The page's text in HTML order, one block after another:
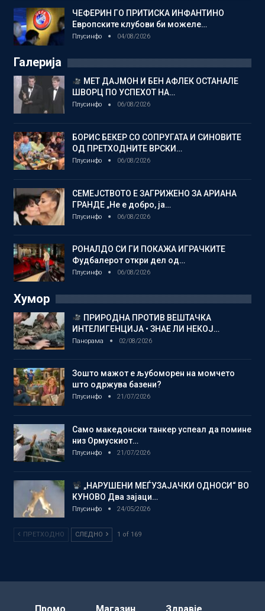
ЧЕФЕРИН ГО ПРИТИСКА ИНФАНТИНО
Европските клубови би можеле…
Плусинфо 04/08/2026
Галерија
МЕТ ДАЈМОН И БЕН АФЛЕК ОСТАНАЛЕ
ШВОРЦ ПО УСПЕХОТ НА…
Плусинфо 06/08/2026
БОРИС БЕКЕР СО СОПРУГАТА И СИНОВИТЕ
ОД ПРЕТХОДНИТЕ ВРСКИ…
Плусинфо 06/08/2026
СЕМЕЈСТВОТО Е ЗАГРИЖЕНО ЗА АРИАНА
ГРАНДЕ „Не е добро, ја…
Плусинфо 06/08/2026
РОНАЛДО СИ ГИ ПОКАЖА ИГРАЧКИТЕ
Фудбалерот откри дел од…
Плусинфо 06/08/2026
Хумор
ПРИРОДНА ПРОТИВ ВЕШТАЧКА
ИНТЕЛИГЕНЦИЈА • ЗНАЕ ЛИ НЕКОЈ…
Панорама 02/08/2026
Зошто мажот е љубоморен на момчето
што одржува базени?
Плусинфо 21/07/2026
Само македонски танкер успеал да помине
низ Ормускиот…
Плусинфо 21/07/2026
„НАРУШЕНИ МЕЃУЗАЈАЧКИ ОДНОСИ“ ВО
КУНОВО Два зајаци…
Плусинфо 24/05/2026
ПРЕТХОДНО СЛЕДНО 1 of 169